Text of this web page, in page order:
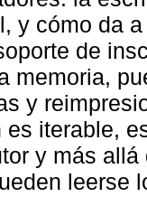
y cómo da
de
memoria,
y
iterable,
y más
leerse